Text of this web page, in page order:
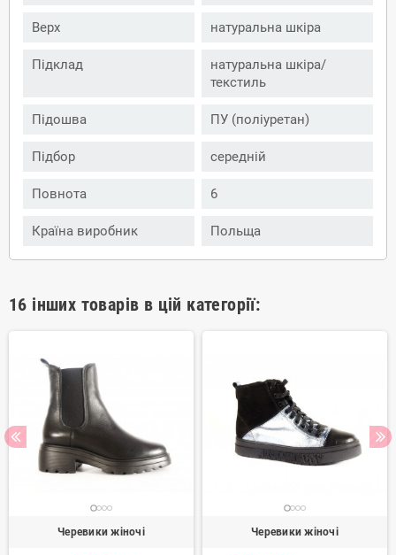
Верх натуральна шкіра
Підклад
натуральна шкіра/
текстиль
Підошва ПУ (поліуретан)
Підбор середній
Повнота 6
Країна виробник Польща
16 інших товарів в цій категорії:
Черевики жіночі Черевики жіночі